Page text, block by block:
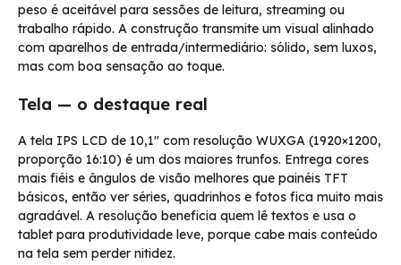
peso é aceitável para sessões de leitura, streaming ou
trabalho rápido. A construção transmite um visual alinhado
com aparelhos de entrada/intermediário: sólido, sem luxos,
mas com boa sensação ao toque.
Tela — o destaque real
A tela IPS LCD de 10,1″ com resolução WUXGA (1920×1200,
proporção 16:10) é um dos maiores trunfos. Entrega cores
mais fiéis e ângulos de visão melhores que painéis TFT
básicos, então ver séries, quadrinhos e fotos fica muito mais
agradável. A resolução beneficia quem lê textos e usa o
tablet para produtividade leve, porque cabe mais conteúdo
na tela sem perder nitidez.